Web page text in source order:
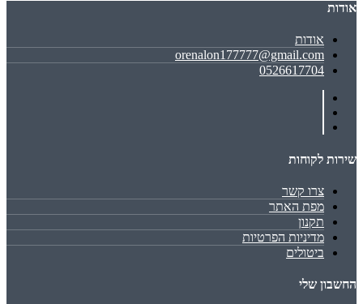
אודות
אודות
orenalon177777@gmail.com
0526617704
שירות לקוחות
צרו קשר
מפת האתר
תקנון
מדיניות הפרטיות
ביטולים
החשבון שלי